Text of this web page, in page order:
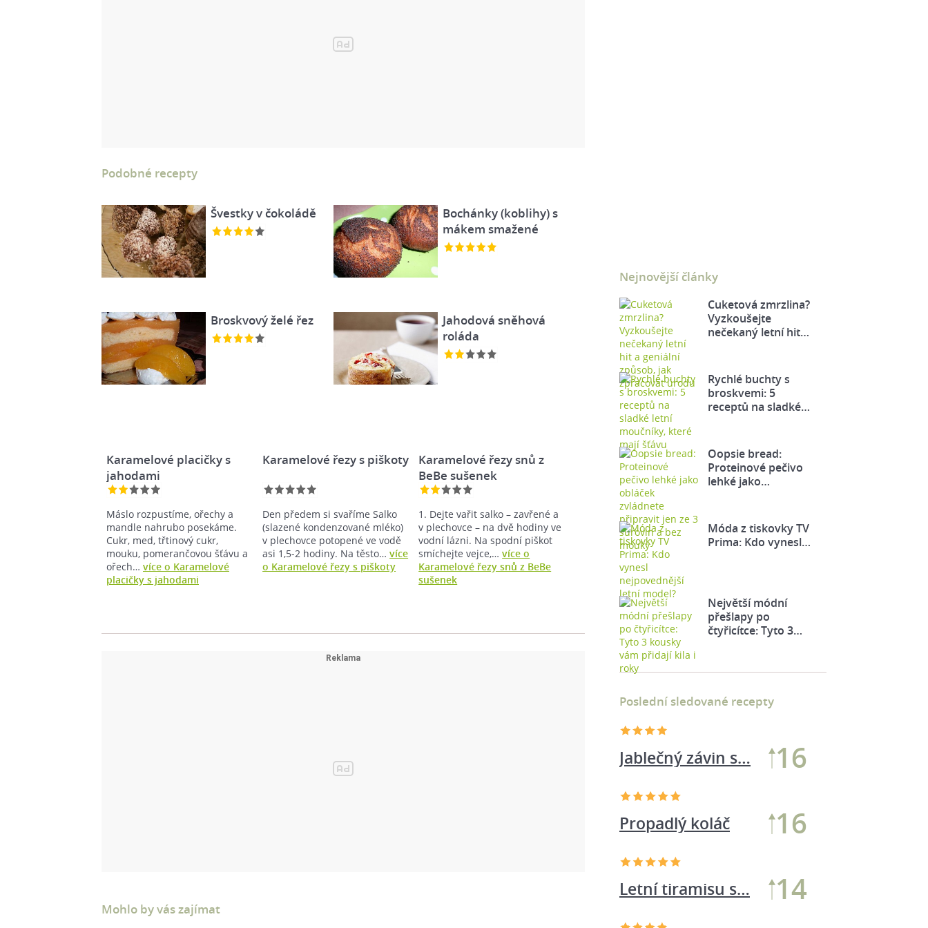
Podobné recepty
Švestky v čokoládě
Bochánky (koblihy) s
mákem smažené
Broskvový želé řez
Jahodová sněhová
roláda
Karamelové placičky s
jahodami
Máslo rozpustíme, ořechy a
mandle nahrubo posekáme.
Cukr, med, třtinový cukr,
mouku, pomerančovou šťávu a
ořech… více o Karamelové
placičky s jahodami
Karamelové řezy s piškoty
Den předem si svaříme Salko
(slazené kondenzované mléko)
v plechovce potopené ve vodě
asi 1,5-2 hodiny. Na těsto…více
o Karamelové řezy s piškoty
Karamelové řezy snů z
BeBe sušenek
1. Dejte vařit salko – zavřené a
v plechovce – na dvě hodiny ve
vodní lázni. Na spodní piškot
smíchejte vejce,…více o
Karamelové řezy snů z BeBe
sušenek
Mohlo by vás zajímat
Nejnovější články
Cuketová zmrzlina?
Vyzkoušejte
nečekaný letní hit…
Rychlé buchty s
broskvemi: 5
receptů na sladké…
Oopsie bread:
Proteinové pečivo
lehké jako…
Móda z tiskovky TV
Prima: Kdo vynesl…
Největší módní
přešlapy po
čtyřicítce: Tyto 3…
Poslední sledované recepty
Jablečný závin s… 16
Propadlý koláč 16
Letní tiramisu s… 14